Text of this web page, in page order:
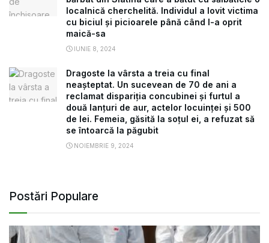
localnică cherchelită. Individul a lovit victima
cu biciul și picioarele până când l-a oprit
maică-sa
IUNIE 8, 2024
Dragoste la vârsta a treia cu final
neașteptat. Un sucevean de 70 de ani a
reclamat dispariția concubinei și furtul a
două lanțuri de aur, actelor locuinței și 500
de lei. Femeia, găsită la soțul ei, a refuzat să
se întoarcă la păgubit
NOIEMBRIE 9, 2024
Postări Populare